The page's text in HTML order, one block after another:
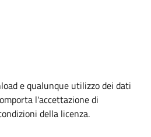
e qualunque utilizzo dei dati
l'accettazione di
della licenza.